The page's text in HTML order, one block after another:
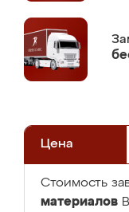
Цена
Стоимость
материалов